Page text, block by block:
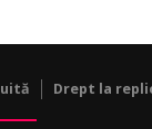
Drept la